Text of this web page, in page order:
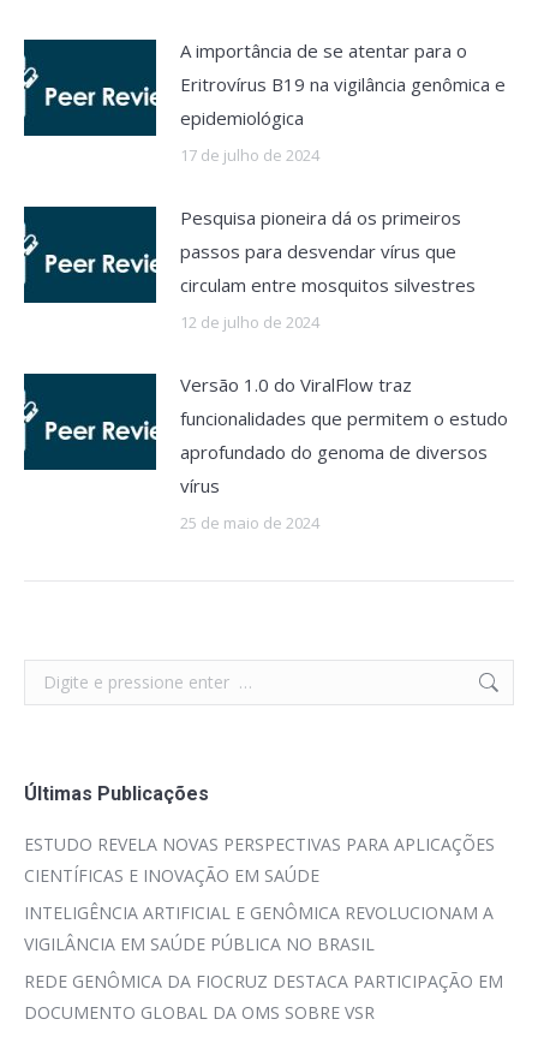
A importância de se atentar para o
Eritrovírus B19 na vigilância genômica e
epidemiológica
17 de julho de 2024
Pesquisa pioneira dá os primeiros
passos para desvendar vírus que
circulam entre mosquitos silvestres
12 de julho de 2024
Versão 1.0 do ViralFlow traz
funcionalidades que permitem o estudo
aprofundado do genoma de diversos
vírus
25 de maio de 2024
Search:
Últimas Publicações
ESTUDO REVELA NOVAS PERSPECTIVAS PARA APLICAÇÕES
CIENTÍFICAS E INOVAÇÃO EM SAÚDE
INTELIGÊNCIA ARTIFICIAL E GENÔMICA REVOLUCIONAM A
VIGILÂNCIA EM SAÚDE PÚBLICA NO BRASIL
REDE GENÔMICA DA FIOCRUZ DESTACA PARTICIPAÇÃO EM
DOCUMENTO GLOBAL DA OMS SOBRE VSR